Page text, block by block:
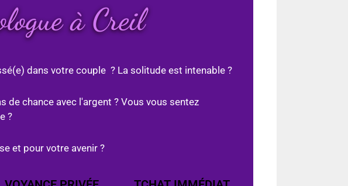
à Creil
dans votre couple ? La solitude est intenable ?
de chance avec l'argent ? Vous vous sentez
?
et pour votre avenir ?